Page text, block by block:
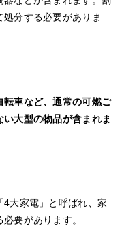
分する必要がありま
転車など、通常の可燃ご
大型の物品が含まれま
大家電」と呼ばれ、家
要があります。